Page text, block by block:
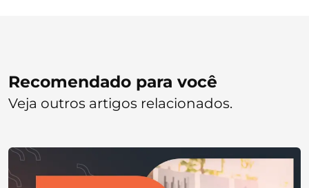
Recomendado para você
Veja outros artigos relacionados.